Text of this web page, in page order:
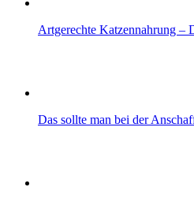
Artgerechte Katzennahrung –
Das sollte man bei der